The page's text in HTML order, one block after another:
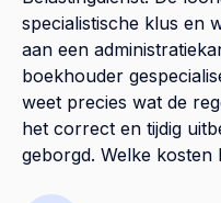
specialistische klus en
aan een
boekhouder
weet precies wat de
het correct en tijdig
geborgd. Welke kosten